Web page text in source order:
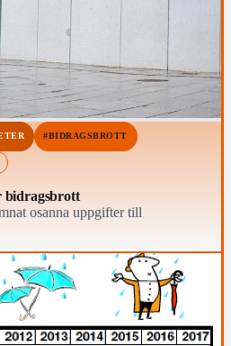
#BIDRAGSBROTT
bidragsbrott
osanna uppgifter till